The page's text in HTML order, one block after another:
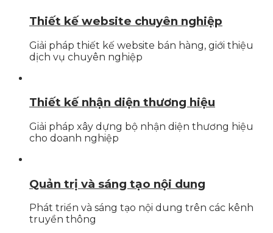
Thiết kế website chuyên nghiệp
Giải pháp thiết kế website bán hàng, giới thiệu
dịch vụ chuyên nghiệp
Thiết kế nhận diện thương hiệu
Giải pháp xây dựng bộ nhận diện thương hiệu
cho doanh nghiệp
Quản trị và sáng tạo nội dung
Phát triển và sáng tạo nội dung trên các kênh
truyền thông